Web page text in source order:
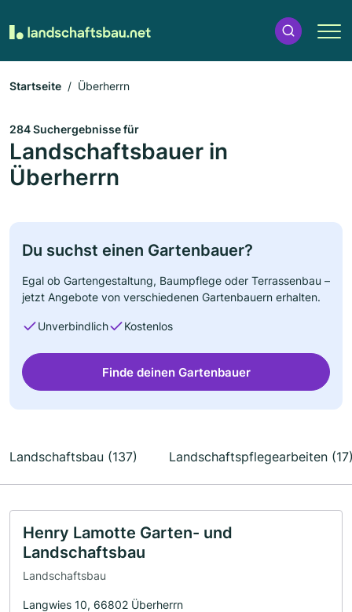
Startseite Überherrn
284 Suchergebnisse für
Landschaftsbauer in
Überherrn
Du suchst einen Gartenbauer?
Egal ob Gartengestaltung, Baumpflege oder Terrassenbau –
jetzt Angebote von verschiedenen Gartenbauern erhalten.
Unverbindlich Kostenlos
Finde deinen Gartenbauer
Landschaftsbau (137) Landschaftspflegearbeiten
Henry Lamotte Garten- und
Landschaftsbau
Landschaftsbau
Langwies 10, 66802 Überherrn